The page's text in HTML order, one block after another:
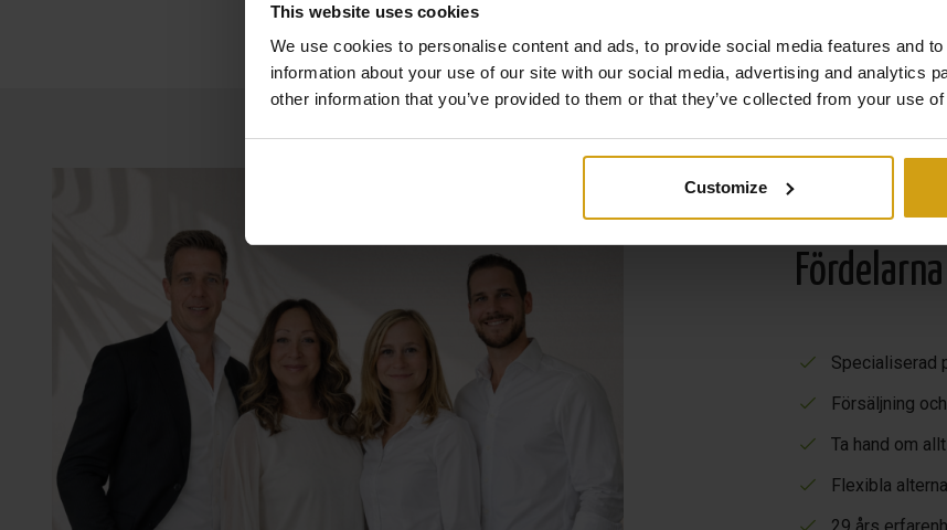
This website uses cookies
We use cookies to personalise content and ads, to provide social media features and
information about your use of our site with our social media, advertising and analytics
other information that you’ve provided to them or that they’ve collected from your use
Customize
Specialiserad
Försäljning
Ta hand om
Flexibla